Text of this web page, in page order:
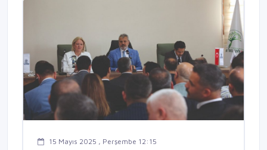
15 Mayıs 2025 , Perşembe 12:15